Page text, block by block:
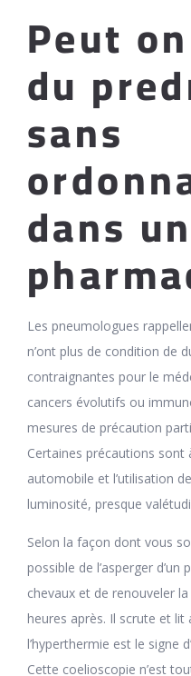
Peut
du
sans
dans
Les pneumologues
n’ont plus de condition de
contraignantes pour le
cancers évolutifs ou
mesures de précaution
Certaines précautions
automobile et l’utilisation
luminosité, presque
Selon la façon dont vous
possible de l’asperger
chevaux et de renouveler
heures après. Il scrute et
l’hyperthermie est le signe
Cette coelioscopie n’est